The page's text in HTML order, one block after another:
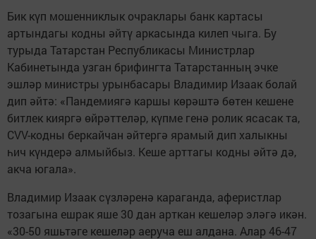
Бик күп мошенниклык очраклары банк картасы
артындагы кодны әйтү аркасында килеп чыга. Бу
турыда Татарстан Республикасы Министрлар
Кабинетында узган брифингта Татарстанның эчке
эшләр министры урынбасары Владимир Изаак болай
дип әйтә: «Пандемиягә каршы көрәштә бөтен кешене
битлек кияргә өйрәттеләр, күпме генә ролик ясасак та,
CVV-кодны беркайчан әйтергә ярамый дип халыкны
һич күндерә алмыйбыз. Кеше арттагы кодны әйтә дә,
акча югала».
Владимир Изаак сүзләренә караганда, аферистлар
тозагына ешрак яше 30 дан арткан кешеләр эләгә икән.
«30-50 яшьтәге кешеләр аеруча еш алдана. Алар 46-47